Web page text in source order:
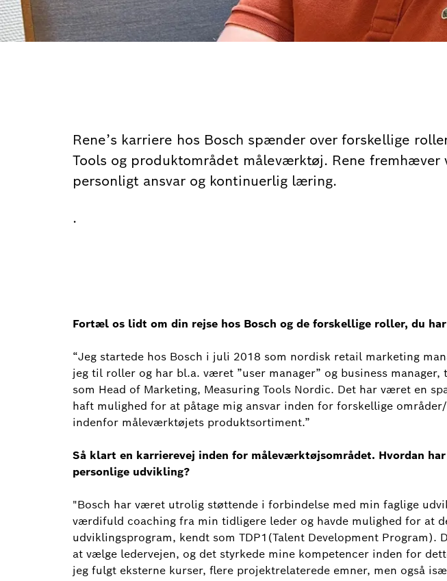
Rene’s karriere hos Bosch spænder over forskellige
Tools og produktområdet måleværktøj. Rene fremhæver
personligt ansvar og kontinuerlig læring.
.
Fortæl os lidt om din rejse hos Bosch og de forskellige roller, du
“Jeg startede hos Bosch i juli 2018 som nordisk retail marketing
jeg til roller og har bl.a. været ”user manager” og business
som Head of Marketing, Measuring Tools Nordic. Det har været en
haft mulighed for at påtage mig ansvar inden for forskellige
indenfor måleværktøjets produktsortiment.”
Så klart en karrierevej inden for måleværktøjsområdet. Hvordan
personlige udvikling?
"Bosch har været utrolig støttende i forbindelse med min faglige
værdifuld coaching fra min tidligere leder og havde mulighed for at
udviklingsprogram, kendt som TDP1(Talent Development Program).
at vælge ledervejen, og det styrkede mine kompetencer inden for
jeg fulgt eksterne kurser, flere projektrelaterede emner, men også